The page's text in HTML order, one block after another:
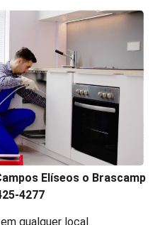
Elíseos o Brascamp
4277
qualquer local